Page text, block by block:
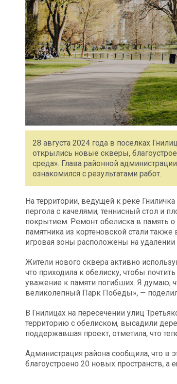
28 августа 2024 года в поселках
открылись новые скверы,
среда». Глава районной
ознакомился с результатами работ.
На территории, ведущей к реке
пергола с качелями, теннисный стол и
покрытием. Ремонт обелиска в память
памятника из кортеновской стали
игровая зоны расположены на
Жители нового сквера активно
что приходила к обелиску, чтобы
уважение к памяти погибших. Я думаю,
великолепный Парк Победы», —
В Гнилицах на пересечении улиц
территорию с обелиском, высадили
поддержавшая проект, отметила, что
Администрация района сообщила, что в
благоустроено 20 новых пространств, а